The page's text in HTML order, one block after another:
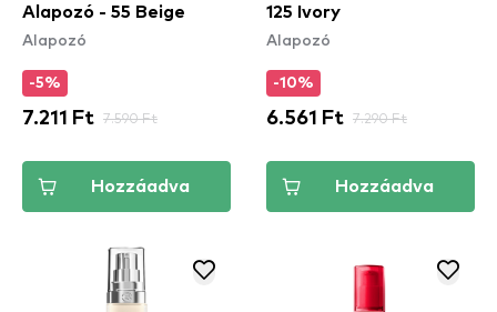
Alapozó - 55 Beige
Alapozó
-5%
7.211 Ft 7.590 Ft
Hozzáadva
125 Ivory
Alapozó
-10%
6.561 Ft 7.290 Ft
Hozzáadva